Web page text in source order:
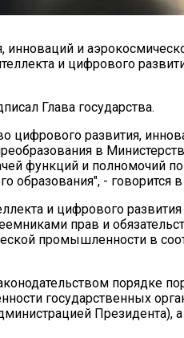
инноваций и
и цифрового
Глава государства.
цифрового развития,
в
функций и полномочий
образования", - говорится в
и цифрового
прав и
промышленности в
порядке
государственных